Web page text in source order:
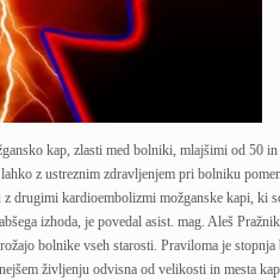
kap, zlasti med bolniki, mlajšimi od 50
z ustreznim zdravljenjem pri bolniku
drugimi kardioembolizmi možganske kapi, ki
izhoda, je povedal asist. mag. Aleš
bolnike vseh starosti. Praviloma je
življenju odvisna od velikosti in mesta